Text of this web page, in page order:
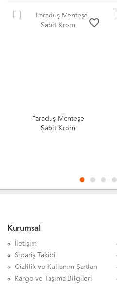
favorite_border
Paraduş Menteşe
Sabit Krom
Kurumsal
İletişim
Sipariş Takibi
Gizlilik ve Kullanım Şartları
Kargo ve Taşıma Bilgileri